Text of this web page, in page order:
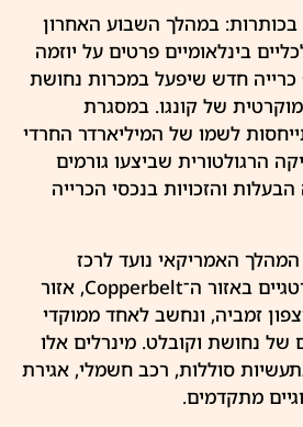
בכותרות: במהלך השבוע האחרון
בינלאומיים פרטים על יוזמה
חדש שיפעל במכרות נחושת
של קונגו. במסגרת
לשמו של המיליארדר החרדי
הרגולטורית שביצעו גורמים
והזכויות בנכסי הכרייה
המהלך האמריקאי נועד לרכז
החזקות במכרות אסטרטגיים באזור ה־Copperbelt, אזור
זמביה, ונחשב לאחד ממוקדי
של נחושת וקובלט. מינרלים אלו
סוללות, רכב חשמלי, אגירת
מתקדמים.